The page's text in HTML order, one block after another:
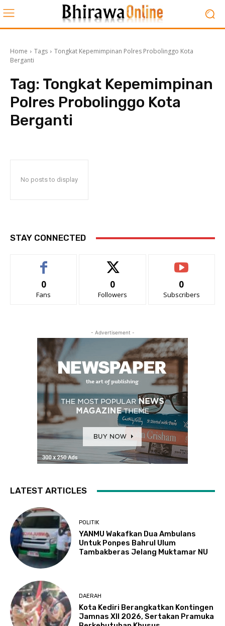
Home Tags
Tongkat Kepemimpinan Polres Probolinggo Kota
Berganti
Tag: Tongkat Kepemimpinan
Polres Probolinggo Kota
Berganti
No posts to display
STAY CONNECTED
0
Fans
0
Followers
0
Subscribers
- Advertisement -
LATEST ARTICLES
POLITIK
YANMU Wakafkan Dua Ambulans
Untuk Ponpes Bahrul Ulum
Tambakberas Jelang Muktamar NU
DAERAH
Kota Kediri Berangkatkan Kontingen
Jamnas XII 2026, Sertakan Pramuka